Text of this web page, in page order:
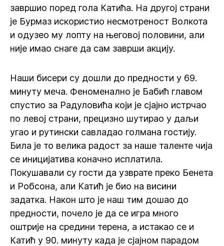
завршио поред гола Катића. На другој страни
је Бурмаз искористио несмотреност Волкота
и одузео му лопту на његовој половини, али
није имао снаге да сам заврши акцију.
Наши бисери су дошли до предности у 69.
минуту меча. Феноменално је Бабић главом
спустио за Радуловића који је сјајно истрчао
по левој страни, прецизно шутирао у даљи
угао и рутински савладао голмана гостију.
Била је то велика радост за наше таленте чија
се иницијатива коначно исплатила.
Покушавали су гости да узврате преко Бенета
и Робсона, али Катић је био на висини
задатка. Након што је наш тим дошао до
предности, почело је да се игра много
оштрије на средини терена, а истакао се и
Катић у 90. минуту када је сјајном парадом